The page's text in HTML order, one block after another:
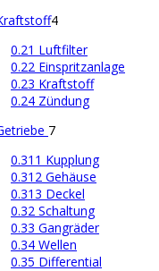
4
0.21 Luftfilter
0.22 Einspritzanlage
0.23 Kraftstoff
0.24 Zündung
7
0.311 Kupplung
0.312 Gehäuse
0.313 Deckel
0.32 Schaltung
0.33 Gangräder
0.34 Wellen
0.35 Differential